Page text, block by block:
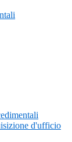
d'ufficio